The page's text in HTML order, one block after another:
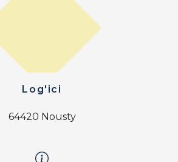
Log'ici
64420 Nousty